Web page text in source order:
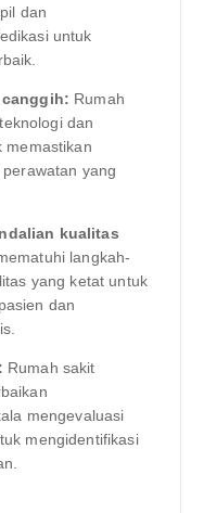
dan
untuk
Rumah
dan
memastikan
yang
kualitas
langkah-
yang ketat untuk
dan
Rumah sakit
mengevaluasi
mengidentifikasi